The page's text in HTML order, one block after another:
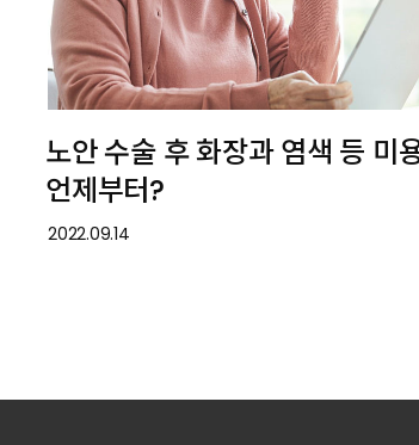
노안 수술 후 화장과 염색 등 미
언제부터?
2022.09.14